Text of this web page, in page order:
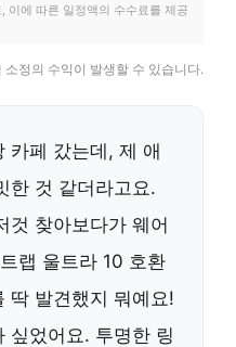
이에 따른 일정액의 수수료를 제공
정의 수익이 발생할 수 있습니다.
카페 갔는데, 제 애
한 것 같더라고요.
것 찾아보다가 웨어
랩 울트라 10 호환
딱 발견했지 뭐예요!
싶었어요. 투명한 링